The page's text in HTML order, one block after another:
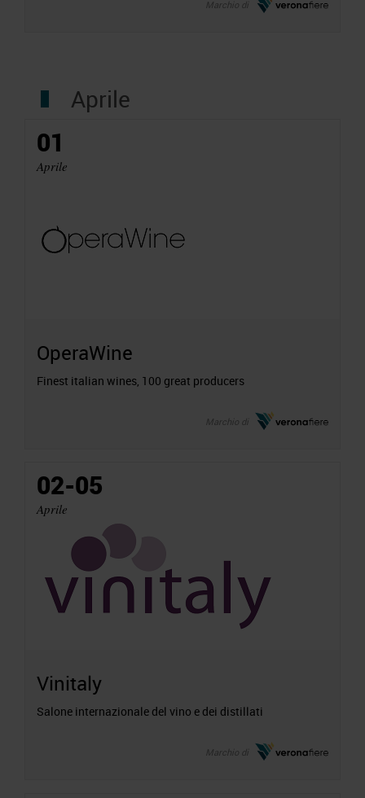
Marchio di
Aprile
01
Aprile
OperaWine
Finest italian wines, 100 great producers
Marchio di
02-05
Aprile
Vinitaly
Salone internazionale del vino e dei distillati
Marchio di